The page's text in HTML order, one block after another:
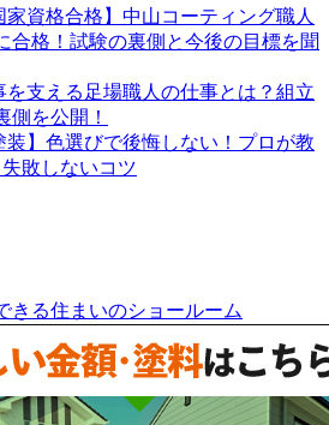
家資格合格】中山コーティング職人
合格！試験の裏側と今後の目標を聞
を支える足場職人の仕事とは？組立
側を公開！
装】色選びで後悔しない！プロが教
敗しないコツ